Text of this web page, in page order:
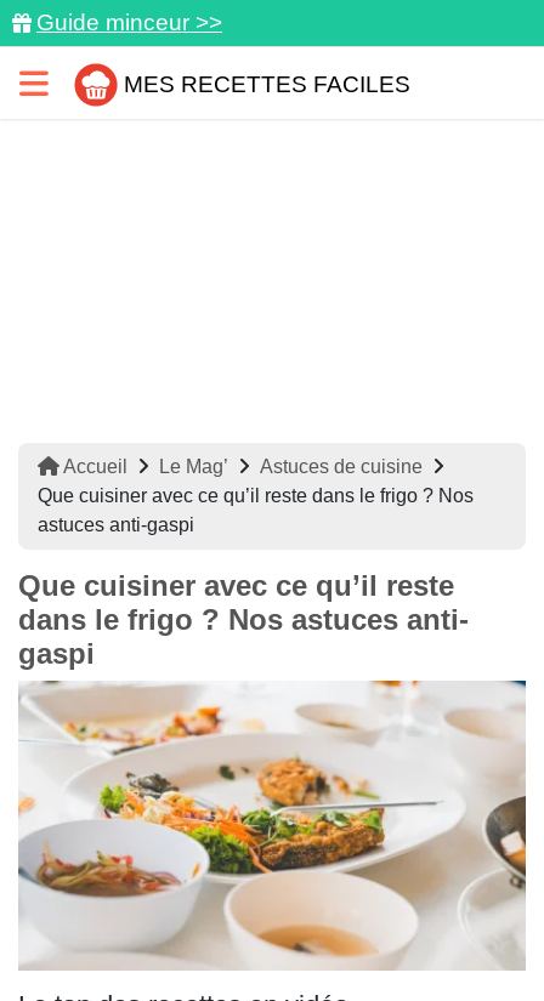
Guide minceur >>
MES RECETTES FACILES
Accueil Le Mag’
Astuces de cuisine
Que cuisiner avec ce qu’il reste dans le frigo ? Nos
astuces anti-gaspi
Que cuisiner avec ce qu’il reste
dans le frigo ? Nos astuces anti-
gaspi